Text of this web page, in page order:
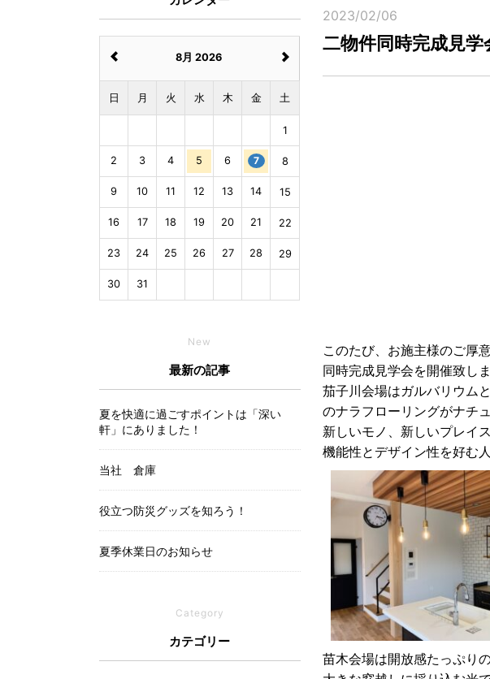
2023/02/06
二物件同時完成見学
このたび、お施主様のご厚
同時完成見学会を開催致しま
茄子川会場はガルバリウム
のナラフローリングがナチ
新しいモノ、新しいプレイ
機能性とデザイン性を好む
苗木会場は開放感たっぷり
8月 2026
日 月 火 水 木 金 土
1
2 3 4 5 6 7 8
9 10 11 12 13 14 15
16 17 18 19 20 21 22
23 24 25 26 27 28 29
30 31
New
最新の記事
夏を快適に過ごすポイントは「深い
軒」にありました！
当社 倉庫
役立つ防災グッズを知ろう！
夏季休業日のお知らせ
Category
カテゴリー